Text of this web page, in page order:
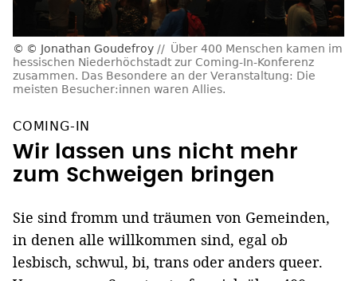
© Jonathan Goudefroy
Über 400 Menschen kamen im
hessischen Niederhöchstadt zur Coming-In-Konferenz
zusammen. Das Besondere an der Veranstaltung: Die
meisten Besucher:innen waren Allies.
COMING-IN
Wir lassen uns nicht mehr
zum Schweigen bringen
Sie sind fromm und träumen von Gemeinden,
in denen alle willkommen sind, egal ob
lesbisch, schwul, bi, trans oder anders queer.